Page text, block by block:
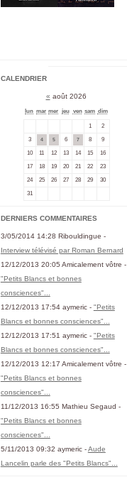
CALENDRIER
« août 2026
lun mar mer jeu ven sam dim
1 2
3 4 5 6 7 8 9
10 11 12 13 14 15 16
17 18 19 20 21 22 23
24 25 26 27 28 29 30
31
DERNIERS COMMENTAIRES
3/05/2014 14:28 Ribouldingue -
Interview télévisé par Roman Bernard
12/12/2013 20:05 Amicalement vôtre -
"Petits Blancs et bonnes
consciences"...
12/12/2013 17:54 aymeric - "Petits
Blancs et bonnes consciences"...
12/12/2013 17:51 aymeric - "Petits
Blancs et bonnes consciences"...
12/12/2013 12:17 Amicalement vôtre -
"Petits Blancs et bonnes
consciences"...
11/12/2013 16:55 Mathieu Segaud -
"Petits Blancs et bonnes
consciences"...
5/11/2013 09:32 aymeric -Aude
Lancelin parle des "Petits Blancs"...